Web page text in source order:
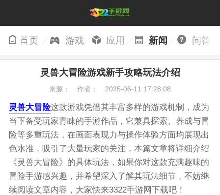
首页 游戏 应用 新闻 问答
灵兽大冒险游戏新手攻略玩法介绍
来源： 作者： 2025-06-11 17:28:08
灵兽大冒险这款游戏凭借其丰富多样的游戏机制，成为
当下备受玩家青睐的手游作品，它兼具探索、养成与冒
险等多重玩法，在画面表现力与操作体验方面均展现出
色水准，吸引了大量玩家的关注，本篇文章将详细介绍
《灵兽大冒险》的具体玩法，如果你对这款充满趣味的
冒险手游感兴趣，并希望深入了解其玩法细节，不妨继
续阅读文章内容，大家快来3322手游网下载吧！